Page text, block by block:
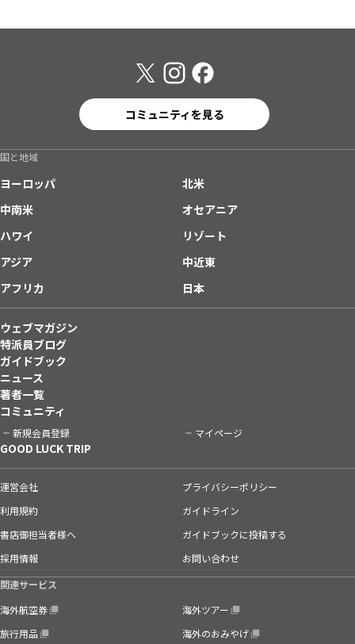
コミュニティを見る
国と地域
ヨーロッパ
北米
中南米
オセアニア
ハワイ
リゾート
アジア
中近東
アフリカ
日本
ウェブマガジン
特派員ブログ
ガイドブック
ニュース
著者一覧
コミュニティ
新規会員登録 マイページ
GOOD LUCK TRIP
運営会社
プライバシーポリシー
利用規約
ガイドライン
書店御担当者様へ
ガイドブックに投稿する
採用情報
お問い合わせ
関連サービス
海外航空券
海外ツアー
旅行用品
海外のおみやげ